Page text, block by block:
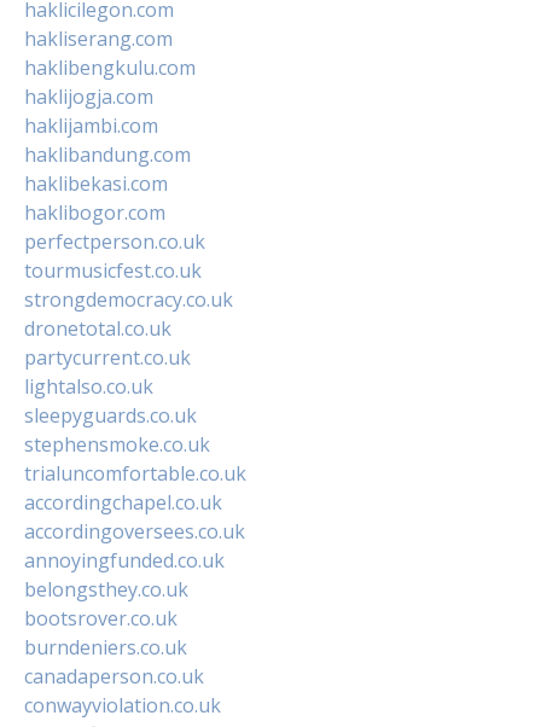
haklicilegon.com
hakliserang.com
haklibengkulu.com
haklijogja.com
haklijambi.com
haklibandung.com
haklibekasi.com
haklibogor.com
perfectperson.co.uk
tourmusicfest.co.uk
strongdemocracy.co.uk
dronetotal.co.uk
partycurrent.co.uk
lightalso.co.uk
sleepyguards.co.uk
stephensmoke.co.uk
trialuncomfortable.co.uk
accordingchapel.co.uk
accordingoversees.co.uk
annoyingfunded.co.uk
belongsthey.co.uk
bootsrover.co.uk
burndeniers.co.uk
canadaperson.co.uk
conwayviolation.co.uk